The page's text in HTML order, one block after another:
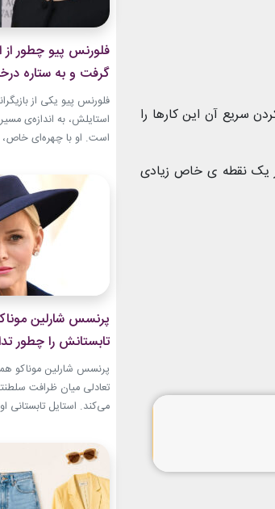
سریع آن این کارها را
یک نقطه ی خاص زیادی
فلورنس پیو چطور از
گرفت و به ستاره
تبدیل شد؟
فلورنس پیو یکی از
استایلش، به اندازه‌ی
است. او با چهره‌ای
سال‌های ابتدایی
در مد پیدا نکرده
و زیورآلات نقرهگیاهان
پرنسس شارلین
تابستانش را چطور
پرنسس شارلین موناکو
تعادلی میان ظرافت
می‌کند. استایل تابستانی
طراحی‌هایی که برای
و هم باشکوه. از
حضورهای صمیمی‌تر،
پیراهن‌های...